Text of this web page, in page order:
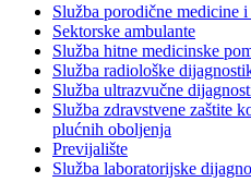
Služba porodične medicine
Sektorske ambulante
Služba hitne medicinske
Služba radiološke
Služba ultrazvučne
Služba zdravstvene zaštite
plućnih oboljenja
Previjalište
Služba laboratorijske